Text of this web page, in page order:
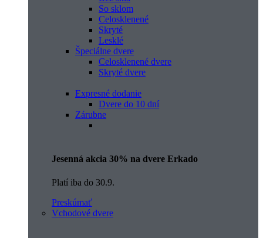
So sklom
Celosklenené
Skryté
Lesklé
Špeciálne dvere
Celosklenené dvere
Skryté dvere
Expresné dodanie
Dvere do 10 dní
Zárubne
Jesenná akcia 30% na dvere Erkado
Platí iba do 30.9.
Preskúmať
Vchodové dvere